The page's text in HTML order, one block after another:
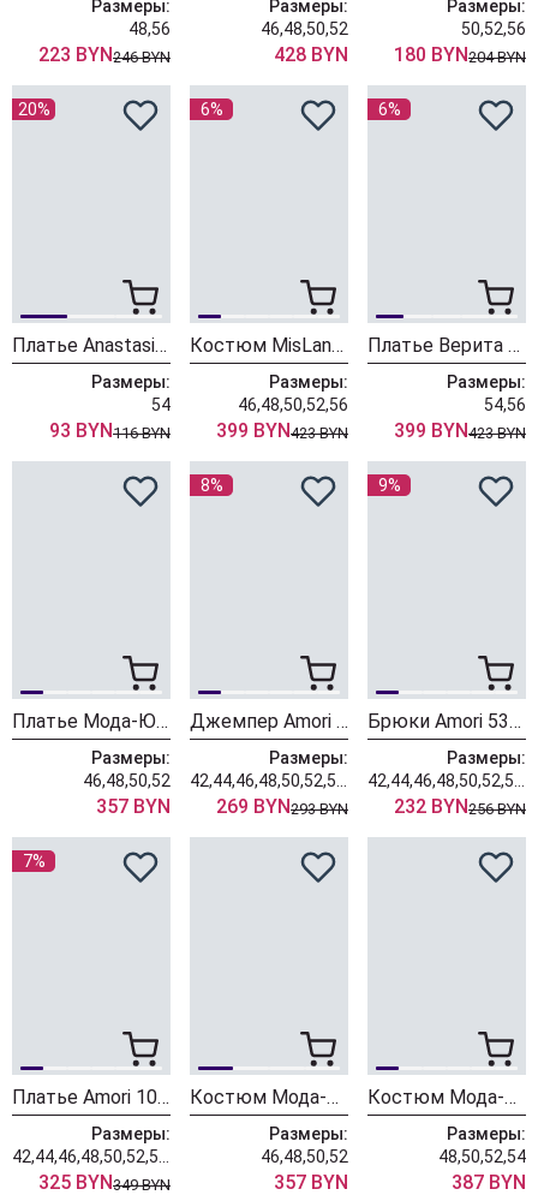
Размеры:
48,56
223 BYN246 BYN
Размеры:
46,48,50,52
428 BYN
Размеры:
50,52,56
180 BYN204 BYN
20%
Платье Anastasia 1120/фуксия
Размеры:
54
93 BYN116 BYN
6%
Костюм MisLana 1326 розовый
Размеры:
46,48,50,52,56
399 BYN423 BYN
6%
Платье Верита 2459-1 розовый
Размеры:
54,56
399 BYN423 BYN
Платье Мода-Юрс 26-2982 персик-1
Размеры:
46,48,50,52
357 BYN
8%
Джемпер Amori 6506 пыльная роза
Размеры:
269 BYN293 BYN
9%
Брюки Amori 5307 пыльная роза
Размеры:
232 BYN256 BYN
7%
Платье Amori 1006 пыльная роза
Размеры:
325 BYN349 BYN
Костюм Мода-Юрс 26-2977 малиновый
Размеры:
46,48,50,52
357 BYN
Костюм Мода-Юрс 26-2754 персик
Размеры:
48,50,52,54
387 BYN